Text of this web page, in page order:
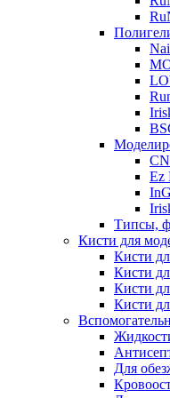
Ez
Типсы,
Кисти для
Кисти
Кисти
Кисти
Кисти
Для